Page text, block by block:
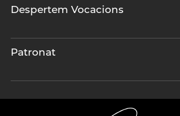
Despertem Vocacions
Patronat